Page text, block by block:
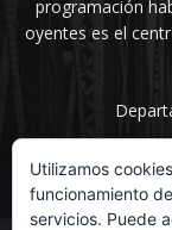
programación
oyentes es el
Utilizamos
funcionamiento
servicios. Puede